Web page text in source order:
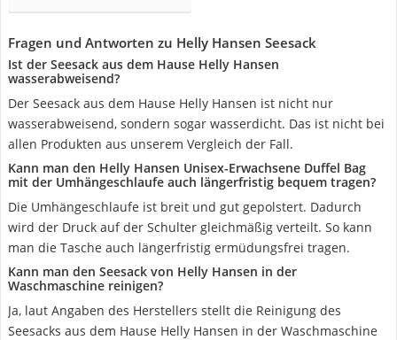
Fragen und Antworten zu Helly Hansen Seesack
Ist der Seesack aus dem Hause Helly Hansen
wasserabweisend?
Der Seesack aus dem Hause Helly Hansen ist nicht nur
wasserabweisend, sondern sogar wasserdicht. Das ist nicht bei
allen Produkten aus unserem Vergleich der Fall.
Kann man den Helly Hansen Unisex-Erwachsene Duffel Bag
mit der Umhängeschlaufe auch längerfristig bequem tragen?
Die Umhängeschlaufe ist breit und gut gepolstert. Dadurch
wird der Druck auf der Schulter gleichmäßig verteilt. So kann
man die Tasche auch längerfristig ermüdungsfrei tragen.
Kann man den Seesack von Helly Hansen in der
Waschmaschine reinigen?
Ja, laut Angaben des Herstellers stellt die Reinigung des
Seesacks aus dem Hause Helly Hansen in der Waschmaschine